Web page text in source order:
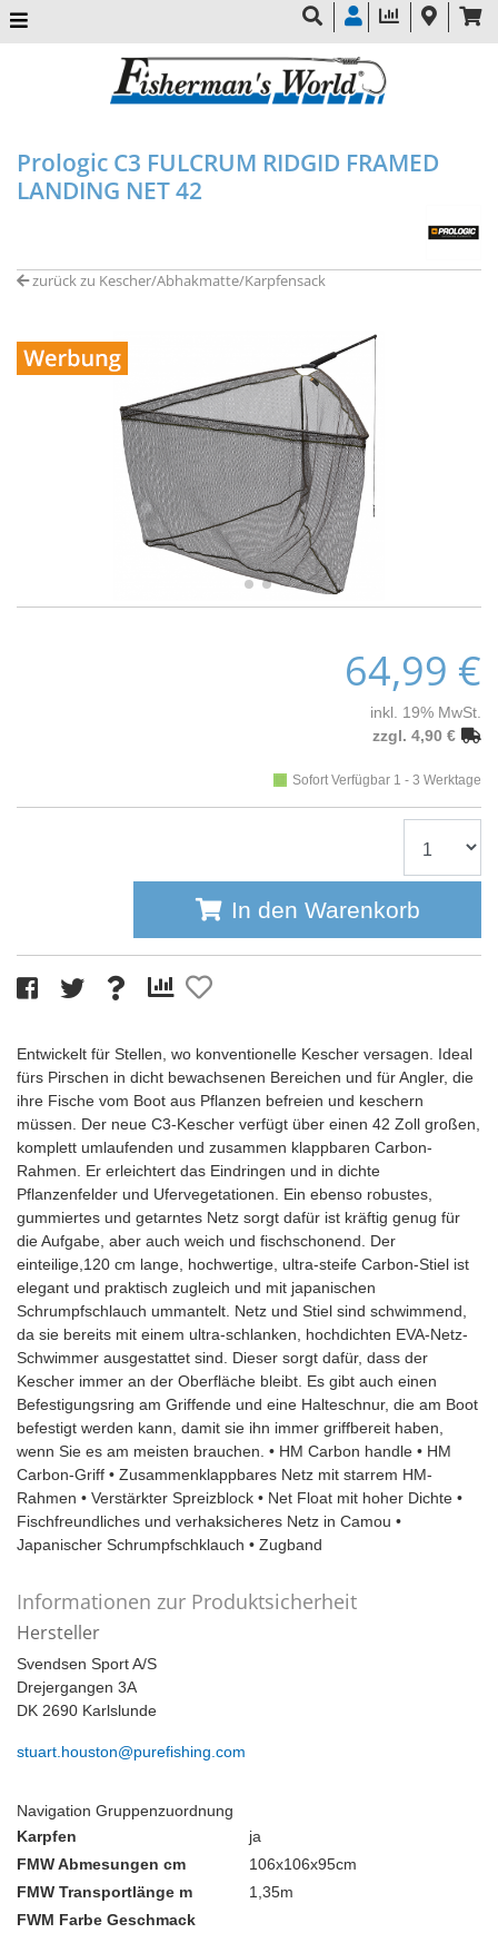
Prologic C3 FULCRUM RIDGID FRAMED
LANDING NET 42
zurück zu Kescher/Abhakmatte/Karpfensack
64,99 €
inkl. 19% MwSt.
zzgl. 4,90 €
Sofort Verfügbar 1 - 3 Werktage
In den Warenkorb
Entwickelt für Stellen, wo konventionelle Kescher versagen. Ideal
fürs Pirschen in dicht bewachsenen Bereichen und für Angler, die
ihre Fische vom Boot aus Pflanzen befreien und keschern
müssen. Der neue C3-Kescher verfügt über einen 42 Zoll großen,
komplett umlaufenden und zusammen klappbaren Carbon-
Rahmen. Er erleichtert das Eindringen und in dichte
Pflanzenfelder und Ufervegetationen. Ein ebenso robustes,
gummiertes und getarntes Netz sorgt dafür ist kräftig genug für
die Aufgabe, aber auch weich und fischschonend. Der
einteilige,120 cm lange, hochwertige, ultra-steife Carbon-Stiel ist
elegant und praktisch zugleich und mit japanischen
Schrumpfschlauch ummantelt. Netz und Stiel sind schwimmend,
da sie bereits mit einem ultra-schlanken, hochdichten EVA-Netz-
Schwimmer ausgestattet sind. Dieser sorgt dafür, dass der
Kescher immer an der Oberfläche bleibt. Es gibt auch einen
Befestigungsring am Griffende und eine Halteschnur, die am Boot
befestigt werden kann, damit sie ihn immer griffbereit haben,
wenn Sie es am meisten brauchen. • HM Carbon handle • HM
Carbon-Griff • Zusammenklappbares Netz mit starrem HM-
Rahmen • Verstärkter Spreizblock • Net Float mit hoher Dichte •
Fischfreundliches und verhaksicheres Netz in Camou •
Japanischer Schrumpfschklauch • Zugband
Informationen zur Produktsicherheit
Hersteller
Svendsen Sport A/S
Drejergangen 3A
DK 2690 Karlslunde
stuart.houston@purefishing.com
Navigation Gruppenzuordnung
Karpfen
ja
FMW Abmesungen cm
106x106x95cm
FMW Transportlänge m
1,35m
FWM Farbe Geschmack